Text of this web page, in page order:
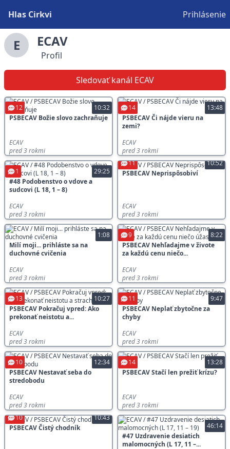
Hlas Cirkvi Prihlásenie
E ECAV
Profil
Sledovať kanál ECAV
10:32
12
PSBECAV Božie slovo zachraňuje
ECAV
pred 3 rokmi
13:48
14
PSBECAV Či nájde vieru na
zemi?
ECAV
pred 3 rokmi
29:25
1
#48 Podobenstvo o vdove a
sudcovi (L 18, 1 – 8)
ECAV
pred 3 rokmi
10:52
11
PSBECAV Neprispôsobiví
ECAV
pred 3 rokmi
1:08
Milí moji... prihláste sa na
duchovné cvičenia
ECAV
pred 3 rokmi
8:22
9
PSBECAV Nehľadajme v živote
za každú cenu niečo...
ECAV
pred 3 rokmi
10:27
13
PSBECAV Pokračuj vpred: Ako
prekonať neistotu a...
ECAV
pred 3 rokmi
9:47
11
PSBECAV Neplať zbytočne za
chyby
ECAV
pred 3 rokmi
12:34
10
PSBECAV Nestavať seba do
stredobodu
ECAV
pred 3 rokmi
13:28
14
PSBECAV Stačí len prežiť krízu?
ECAV
pred 3 rokmi
10:43
10
PSBECAV Čistý chodník
46:14
#47 Uzdravenie desiatich
malomocných (L 17, 11 –...